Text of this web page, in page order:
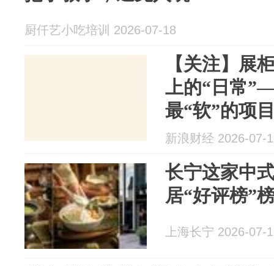
厨仟艺小吃培训 2026-07-18
【关注】展
上的“日常
最“软”的项
新浪财经 2026-07-
长宁这家中
居“好评榜”
上海长宁 2026-07-